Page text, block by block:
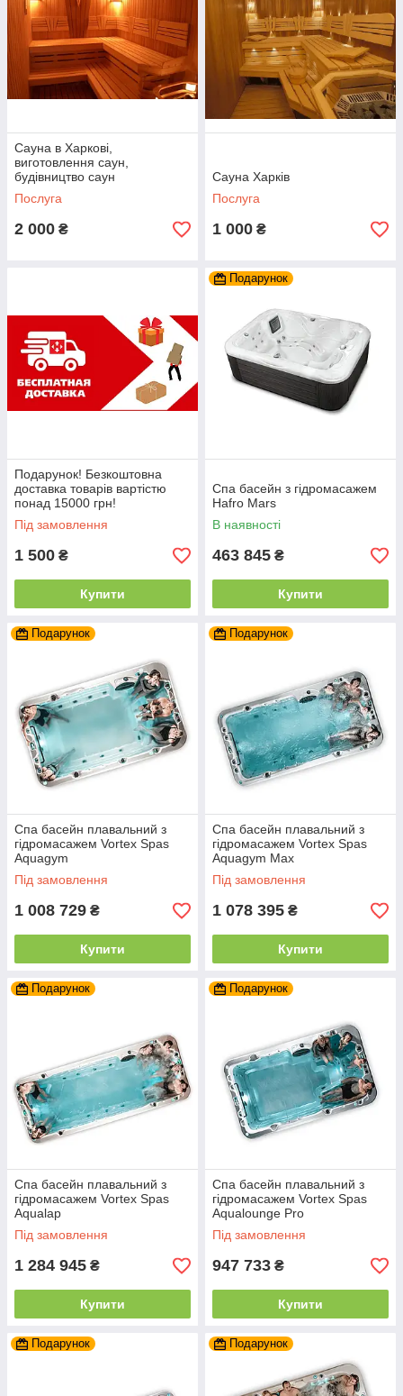
Сауна в Харкові,
виготовлення саун,
будівництво саун
Послуга
2 000 ₴
Сауна Харків
Послуга
1 000 ₴
Подарунок! Безкоштовна
доставка товарів вартістю
понад 15000 грн!
Під замовлення
1 500 ₴
Купити
Подарунок
Спа басейн з гідромасажем
Hafro Mars
В наявності
463 845 ₴
Купити
Подарунок
Спа басейн плавальний з
гідромасажем Vortex Spas
Aquagym
Під замовлення
1 008 729 ₴
Купити
Подарунок
Спа басейн плавальний з
гідромасажем Vortex Spas
Aquagym Max
Під замовлення
1 078 395 ₴
Купити
Подарунок
Спа басейн плавальний з
гідромасажем Vortex Spas
Aqualap
Під замовлення
1 284 945 ₴
Купити
Подарунок
Спа басейн плавальний з
гідромасажем Vortex Spas
Aqualounge Pro
Під замовлення
947 733 ₴
Купити
Подарунок Подарунок